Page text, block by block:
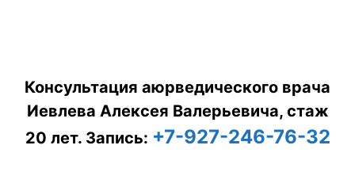
Консультация аюрведического врача
Иевлева Алексея Валерьевича, стаж
20 лет. Запись: +7-927-246-76-32